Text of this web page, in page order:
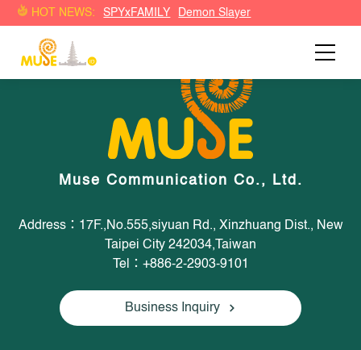
HOT NEWS: SPYxFAMILY Demon Slayer
Muse Communication Co., Ltd.
Address：17F.,No.555,siyuan Rd., Xinzhuang Dist., New
Taipei City 242034,Taiwan
Tel：+886-2-2903-9101
Business Inquiry